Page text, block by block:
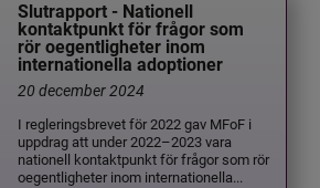
Slutrapport - Nationell
kontaktpunkt för frågor som
rör oegentligheter inom
internationella adoptioner
20 december 2024
I regleringsbrevet för 2022 gav MFoF i
uppdrag att under 2022–2023 vara
nationell kontaktpunkt för frågor som rör
oegentligheter inom internationella...